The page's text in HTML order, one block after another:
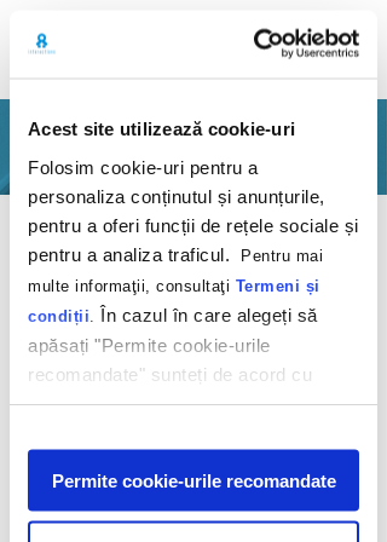
Acest site utilizează cookie-uri
Folosim cookie-uri pentru a
personaliza conținutul și anunțurile,
pentru a oferi funcții de rețele sociale și
pentru a analiza traficul.
Pentru mai
multe informaţii, consultaţi Termeni și
condiții În cazul în care alegeți să
apăsați "Permite cookie-urile
recomandate" sunteți de acord cu
utilizarea modulelor noastre cookie.
Afişare
Permite cookie-urile recomandate
PORTFOLIO
Back
Promoting a
contextual product
K-fest
2020